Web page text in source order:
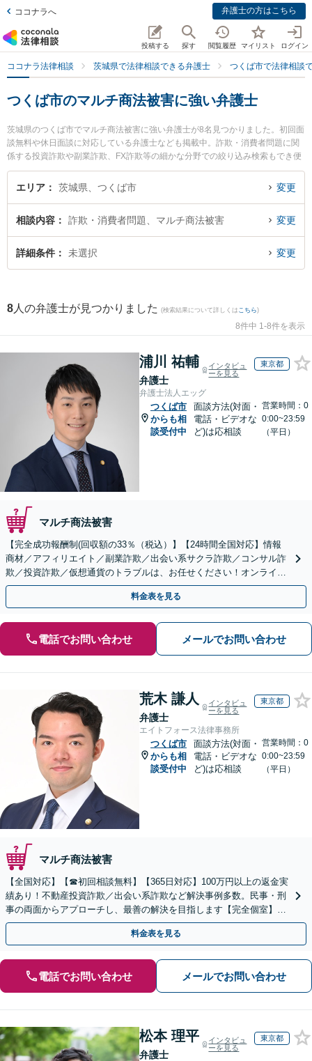
ココナラへ 弁護士の方はこちら
投稿する 探す 閲覧履歴 マイリスト ログイン
ココナラ法律相談 茨城県で法律相談できる弁護士 つくば市で法律相談
つくば市のマルチ商法被害に強い弁護士
茨城県のつくば市でマルチ商法被害に強い弁護士が8名見つかりました。初回面
談無料や休日面談に対応している弁護士なども掲載中。詐欺・消費者問題に関
係する投資詐欺や副業詐欺、FX詐欺等の細かな分野での絞り込み検索もでき便
利です。特につくば中央法律事務所の堀越 智也弁護士やあおば総合法律事務所
の田仲 剛弁護士、さくらの杜法律事務所の塚田 学弁護士のプロフィール情報や
弁護士費用、強みなどが注目されています。『つくば市で土日や夜間に発生し
害のトラブル解決の実績豊富な近くの弁護士を検索したい』『初回相談無料で
マルチ商法被害を法律相談できるつくば市内の弁護士に相談予約したい』など
でお困りの相談者さんにおすすめです。
エリア 茨城県、つくば市 変更
相談内容 詐欺・消費者問題、マルチ商法被害 変更
詳細条件 未選択 変更
8 人の弁護士が見つかりました (検索結果について詳しくは こちら)
8件中 1-8件を表示
浦川 祐輔
弁護士
インタビュ
ーを見る
東京都
弁護士法人エッグ
つくば市
からも相
談受付中
面談方法(対面・
電話・ビデオな
ど)は応相談
営業時間：0
0:00~23:59
（平日）
マルチ商法被害
【完全成功報酬制(回収額の33％（税込）】【24時間全国対応】情報
商材／アフィリエイト／副業詐欺／出会い系サクラ詐欺／コンサル詐
欺／投資詐欺／仮想通貨のトラブルは、お任せください！オンライン
のみで解決も可能！
料金表を見る
電話でお問い合わせ メールでお問い合わせ
荒木 謙人
弁護士
インタビュ
ーを見る
東京都
エイトフォース法律事務所
つくば市
からも相
談受付中
面談方法(対面・
電話・ビデオな
ど)は応相談
営業時間：0
0:00~23:59
（平日）
マルチ商法被害
【全国対応】【☎︎初回相談無料】【365日対応】100万円以上の返金実
績あり！不動産投資詐欺／出会い系詐欺など解決事例多数。民事・刑
事の両面からアプローチし、最善の解決を目指します【完全個室】
【代々木駅3分】
料金表を見る
電話でお問い合わせ メールでお問い合わせ
松本 理平
弁護士
インタビュ
ーを見る
東京都